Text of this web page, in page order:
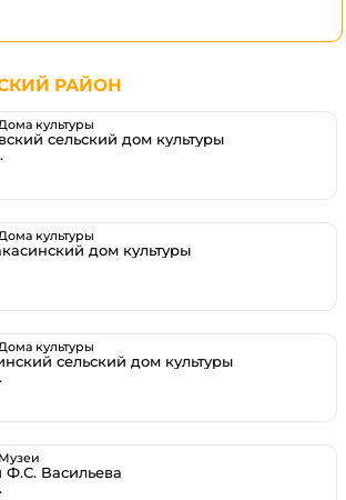
РАЙОН
культуры
сельский дом культуры
культуры
дом культуры
культуры
сельский дом культуры
Музеи
Ф.С. Васильева